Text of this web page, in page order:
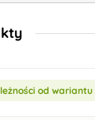
od wariantu